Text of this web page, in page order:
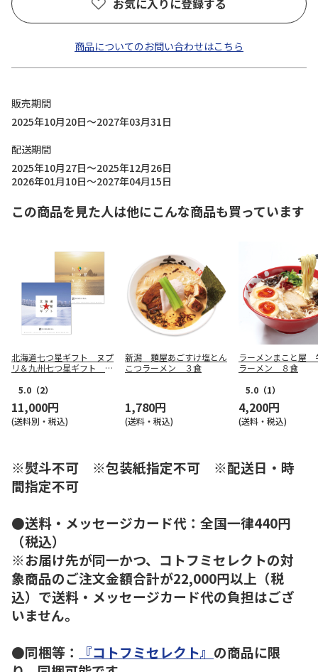
お気に入りに登録する
商品についてのお問い合わせはこちら
販売期間
2025年10月20日～2027年03月31日
配送期間
2025年10月27日～2025年12月26日
2026年01月10日～2027年04月15日
この商品を見た人は他にこんな商品も買っています
北海道七つ星ギフト ヌプ
リ＆九州七つ星ギフト ひ
5.0 （2）
11,000円
(送料別・税込)
新潟 麺屋あごすけ塩とん
こつラーメン ３食
1,780円
(送料・税込)
ラーメンまこと屋
ラーメン ８食
5.0 （1）
4,200円
(送料・税込)
※熨斗不可 ※包装紙指定不可 ※配送日・時
間指定不可
●送料・メッセージカード代：全国一律440円
（税込）
※お届け先が同一かつ、コトフミセレクトの対
象商品のご注文金額合計が22,000円以上（税
込）で送料・メッセージカード代の負担はござ
いません。
●同梱等：
『コトフミセレクト』 の商品に限